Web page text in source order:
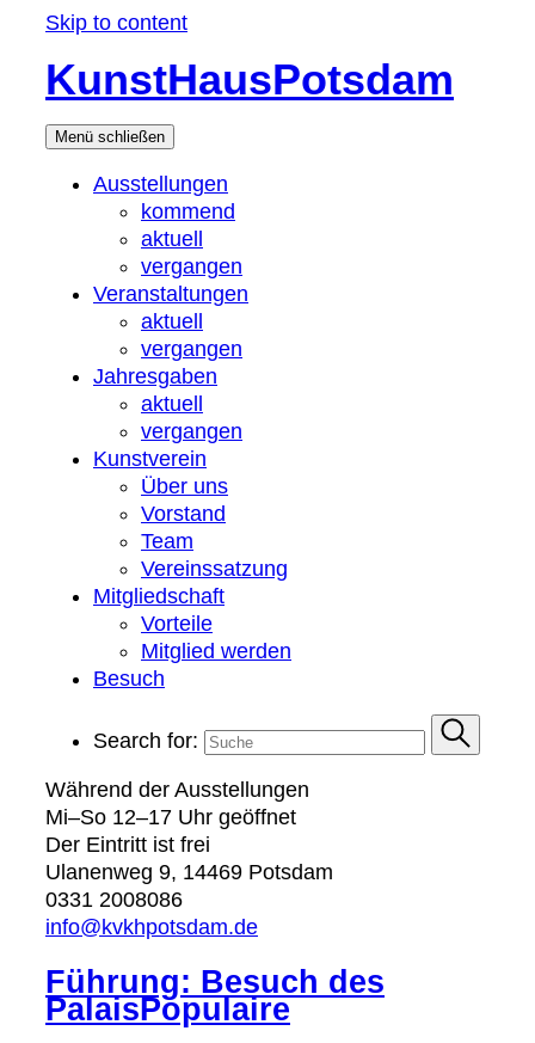
Skip to content
KunstHausPotsdam
Menü schließen
Ausstellungen
kommend
aktuell
vergangen
Veranstaltungen
aktuell
vergangen
Jahresgaben
aktuell
vergangen
Kunstverein
Über uns
Vorstand
Team
Vereinssatzung
Mitgliedschaft
Vorteile
Mitglied werden
Besuch
Search for:
Während der Ausstellungen
Mi–So 12–17 Uhr geöffnet
Der Eintritt ist frei
Ulanenweg 9, 14469 Potsdam
0331 2008086
info@kvkhpotsdam.de
Führung: Besuch des
PalaisPopulaire